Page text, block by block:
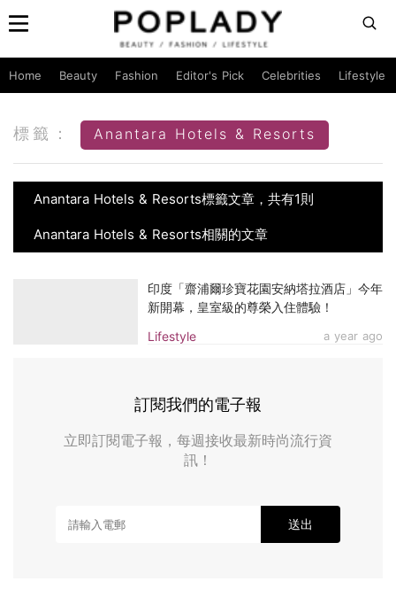
Home Beauty Fashion Editor's Pick Celebrities Lifestyle
標籤： Anantara Hotels & Resorts
Anantara Hotels & Resorts標籤文章，共有1則
Anantara Hotels & Resorts相關的文章
Lifestyle a year ago
印度「齋浦爾珍寶花園安納塔拉酒店」今年
新開幕，皇室級的尊榮入住體驗！
訂閱我們的電子報
立即訂閱電子報，每週接收最新時尚流行資
訊！
送出